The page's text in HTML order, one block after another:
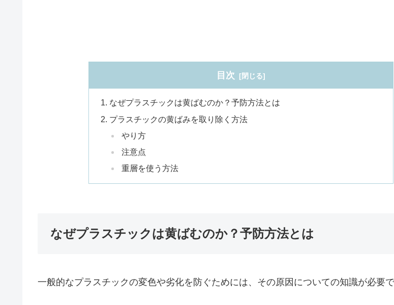
目次
なぜプラスチックは黄ばむのか？予防方法とは
プラスチックの黄ばみを取り除く方法
やり方
注意点
重層を使う方法
なぜプラスチックは黄ばむのか？予防方法とは
一般的なプラスチックの変色や劣化を防ぐためには、その原因についての知識が必要で